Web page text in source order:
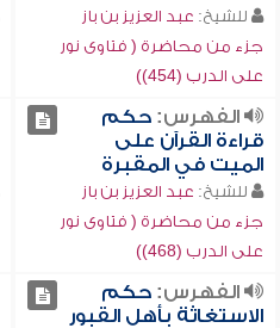
للشيخ: عبد العزيز بن باز
جزء من محاضرة ( فتاوى نور
على الدرب (454))
الفهرس:حكم
قراءة القرآن على
الميت في المقبرة
للشيخ: عبد العزيز بن باز
جزء من محاضرة ( فتاوى نور
على الدرب (468))
الفهرس:حكم
الاستغاثة بأهل القبور